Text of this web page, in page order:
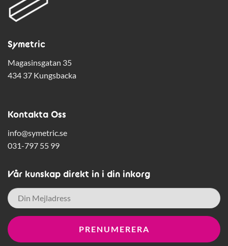
Symetric
Magasinsgatan 35
434 37 Kungsbacka
Kontakta Oss
info@symetric.se
031-797 55 99
Vår kunskap direkt in i din inkorg
E-
post *